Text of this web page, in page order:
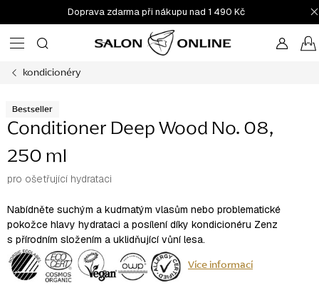
na
obsah
Doprava zdarma při nákupu nad 1 490 Kč
kondicionéry
Bestseller
Conditioner Deep Wood No. 08,
250 ml
pro ošetřující hydrataci
Nabídněte suchým a kudrnatým vlasům nebo problematické
pokožce hlavy hydrataci a posílení díky kondicionéru Zenz
s přírodním složením a uklidňující vůní lesa.
Více informací